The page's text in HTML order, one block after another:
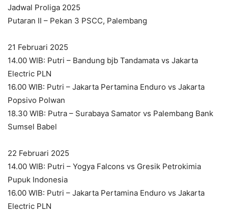
Jadwal Proliga 2025
Putaran II – Pekan 3 PSCC, Palembang
21 Februari 2025
14.00 WIB: Putri – Bandung bjb Tandamata vs Jakarta
Electric PLN
16.00 WIB: Putri – Jakarta Pertamina Enduro vs Jakarta
Popsivo Polwan
18.30 WIB: Putra – Surabaya Samator vs Palembang Bank
Sumsel Babel
22 Februari 2025
14.00 WIB: Putri – Yogya Falcons vs Gresik Petrokimia
Pupuk Indonesia
16.00 WIB: Putri – Jakarta Pertamina Enduro vs Jakarta
Electric PLN